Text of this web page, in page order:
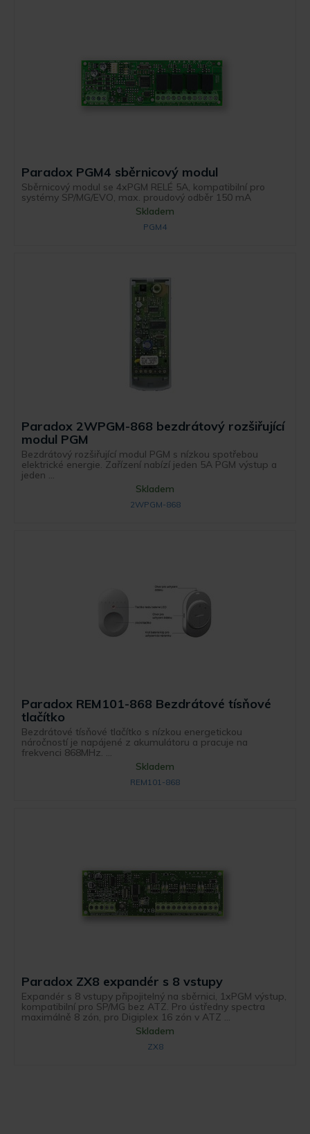
Paradox PGM4 sběrnicový modul
Sběrnicový modul se 4xPGM RELÉ 5A, kompatibilní pro
systémy SP/MG/EVO, max. proudový odběr 150 mA
Skladem
PGM4
Paradox 2WPGM-868 bezdrátový rozšiřující
modul PGM
Bezdrátový rozšiřující modul PGM s nízkou spotřebou
elektrické energie. Zařízení nabízí jeden 5A PGM výstup a
jeden ...
Skladem
2WPGM-868
Paradox REM101-868 Bezdrátové tísňové
tlačítko
Bezdrátové tísňové tlačítko s nízkou energetickou
náročností je napájené z akumulátoru a pracuje na
frekvenci 868MHz. ...
Skladem
REM101-868
Paradox ZX8 expandér s 8 vstupy
Expandér s 8 vstupy připojitelný na sběrnici, 1xPGM výstup,
kompatibilní pro SP/MG bez ATZ. Pro ústředny spectra
maximálně 8 zón, pro Digiplex 16 zón v ATZ ...
Skladem
ZX8